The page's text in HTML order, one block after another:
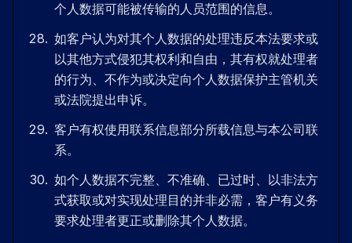
个人数据可能被传输的人员范围的信息。
如客户认为对其个人数据的处理违反本法要求或
以其他方式侵犯其权利和自由，其有权就处理者
的行为、不作为或决定向个人数据保护主管机关
或法院提出申诉。
客户有权使用联系信息部分所载信息与本公司联
系。
如个人数据不完整、不准确、已过时、以非法方
式获取或对实现处理目的并非必需，客户有义务
要求处理者更正或删除其个人数据。